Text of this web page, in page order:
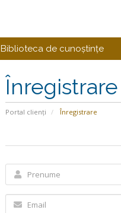
Biblioteca de cunoștințe
Înregistrare
Portal clienți Înregistrare